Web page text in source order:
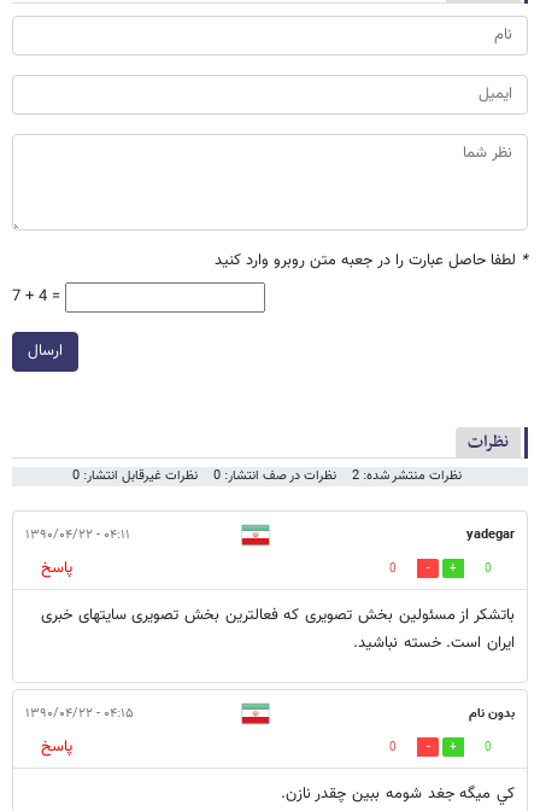
* لطفا حاصل عبارت را در جعبه متن روبرو وارد کنید
7 + 4 =
ارسال
نظرات
نظرات منتشر شده: 2 نظرات در صف انتشار: 0 نظرات غیرقابل انتشار: 0
yadegar ۰۴:۱۱ - ۱۳۹۰/۰۴/۲۲
0
0
پاسخ
باتشکر از مسئولین بخش تصویری که فعالترین بخش تصویری سایتهای خبری
ایران است. خسته نباشید.
بدون نام ۰۴:۱۵ - ۱۳۹۰/۰۴/۲۲
0
0
پاسخ
كي ميگه جغد شومه ببين چقدر نازن.